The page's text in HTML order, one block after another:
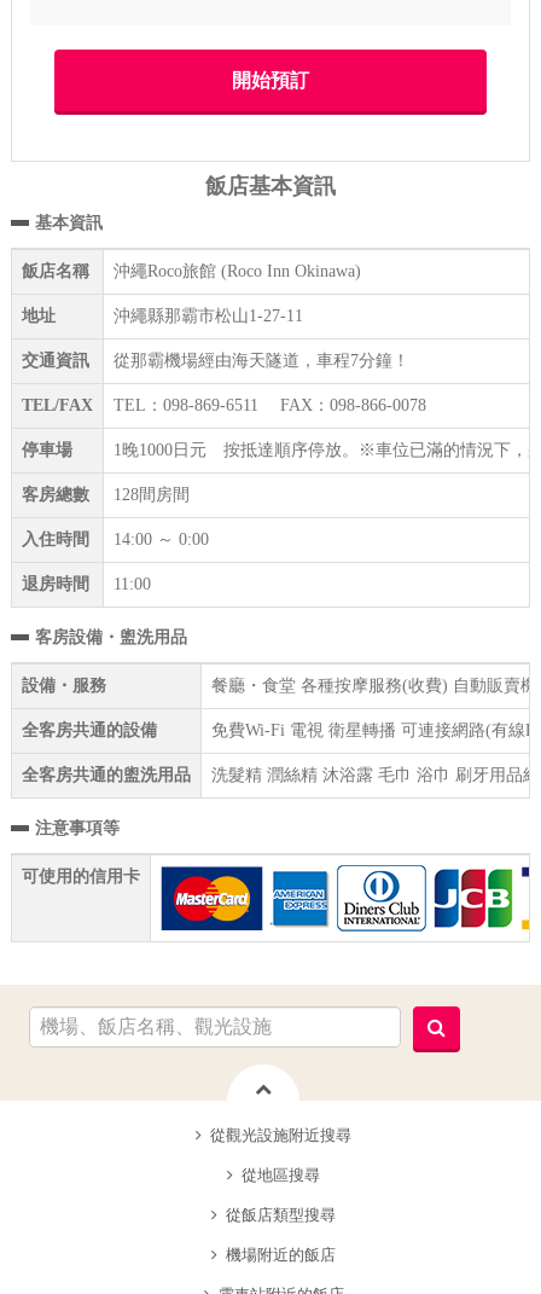
飯店基本資訊
基本資訊
飯店名稱 沖繩Roco旅館 (Roco Inn Okinawa)
地址 沖繩縣那霸市松山1-27-11
交通資訊 從那霸機場經由海天隧道，車程7分鐘！
TEL/FAX TEL：098-869-6511 FAX：098-866-0078
停車場 1晚1000日元 按抵達順序停放。※車位已滿的情況下，
客房總數 128間房間
入住時間 14:00 ～ 0:00
退房時間 11:00
客房設備・盥洗用品
設備・服務 餐廳・食堂 各種按摩服務(收費) 自動販賣
全客房共通的設備 免費Wi-Fi 電視 衛星轉播 可連接網路(有線
全客房共通的盥洗用品 洗髮精 潤絲精 沐浴露 毛巾 浴巾 刷牙用品
注意事項等
可使用的信用卡
從觀光設施附近搜尋
從地區搜尋
從飯店類型搜尋
機場附近的飯店